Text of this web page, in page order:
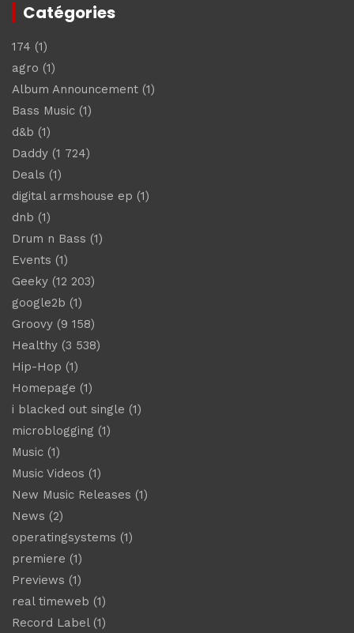
Catégories
174 (1)
agro (1)
Album Announcement (1)
Bass Music (1)
d&b (1)
Daddy (1 724)
Deals (1)
digital armshouse ep (1)
dnb (1)
Drum n Bass (1)
Events (1)
Geeky (12 203)
google2b (1)
Groovy (9 158)
Healthy (3 538)
Hip-Hop (1)
Homepage (1)
i blacked out single (1)
microblogging (1)
Music (1)
Music Videos (1)
New Music Releases (1)
News (2)
operatingsystems (1)
premiere (1)
Previews (1)
real timeweb (1)
Record Label(1)